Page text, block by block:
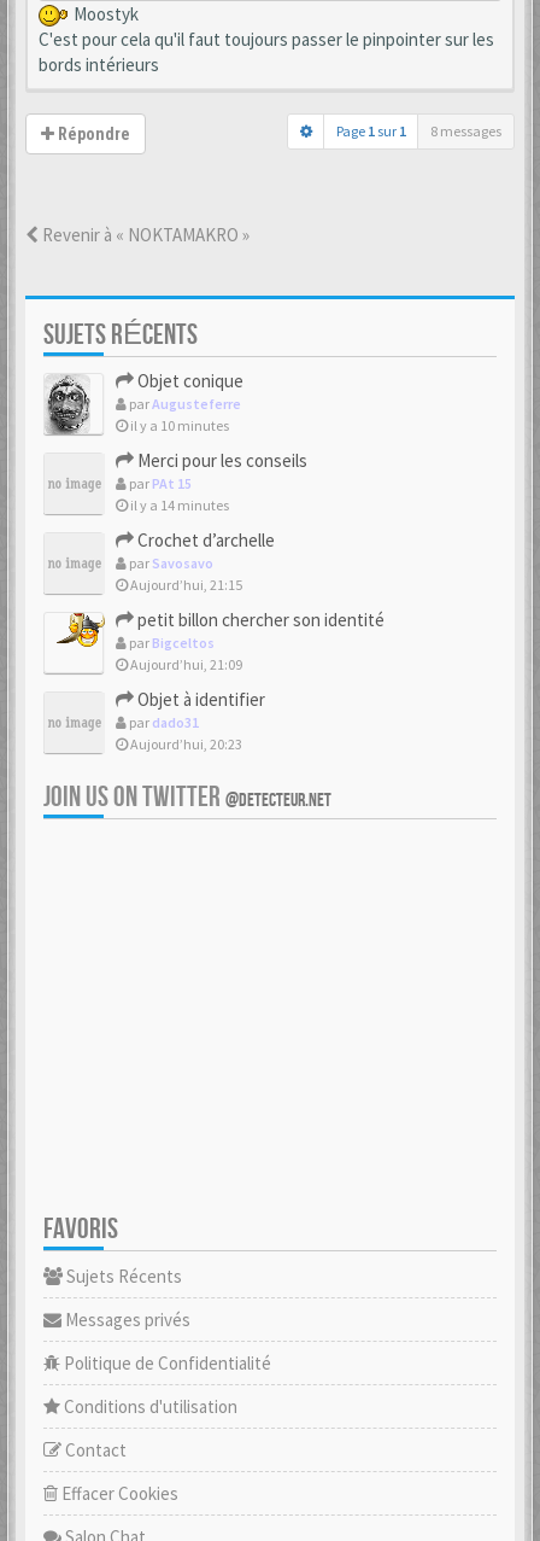
Moostyk
C'est pour cela qu'il faut toujours passer le pinpointer sur les
bords intérieurs
Répondre Page 1 sur 1 8 messages
Revenir à « NOKTAMAKRO »
SUJETS RÉCENTS
Objet conique
parAugusteferre
il y a 10 minutes
Merci pour les conseils
par PAt 15
il y a 14 minutes
Crochet d’archelle
par Savosavo
Aujourd’hui, 21:15
petit billon chercher son identité
par Bigceltos
Aujourd’hui, 21:09
Objet à identifier
par dado31
Aujourd’hui, 20:23
JOIN US ON TWITTER @DETECTEUR.NET
FAVORIS
Sujets Récents
Messages privés
Politique de Confidentialité
Conditions d'utilisation
Contact
Effacer Cookies